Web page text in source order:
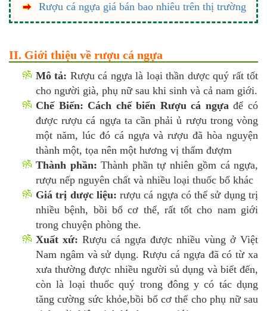
Rượu cá ngựa giá bán bao nhiêu trên thị trường
II. Giới thiệu về rượu cá ngựa
Mô tả: Rượu cá ngựa là loại thần dược quý rất tốt
cho người già, phụ nữ sau khi sinh và cả nam giới.
Chế Biến: Cách chế biến Rượu cá ngựađể có
được rượu cá ngựa ta cần phải ủ rượu trong vòng
một năm, lúc đó cá ngựa và rượu đã hòa nguyện
thành một, tọa nên một hương vị thấm đượm
Thành phần: Thành phần tự nhiên gồm cá ngựa,
rượu nếp nguyên chất và nhiều loại thuốc bổ khác
Giá trị dược liệu:rượu cá ngựa có thể sử dụng trị
nhiều bệnh, bồi bổ cơ thể, rất tốt cho nam giới
trong chuyện phòng the.
Xuất xứ: Rượu cá ngựa được nhiều vùng ở Việt
Nam ngâm và sử dụng. Rượu cá ngựa đã có từ xa
xưa thường được nhiều người sủ dụng và biết đến,
còn là loại thuốc quý trong đông y có tác dụng
tăng cường sức khỏe,bồi bổ cơ thể cho phụ nữ sau